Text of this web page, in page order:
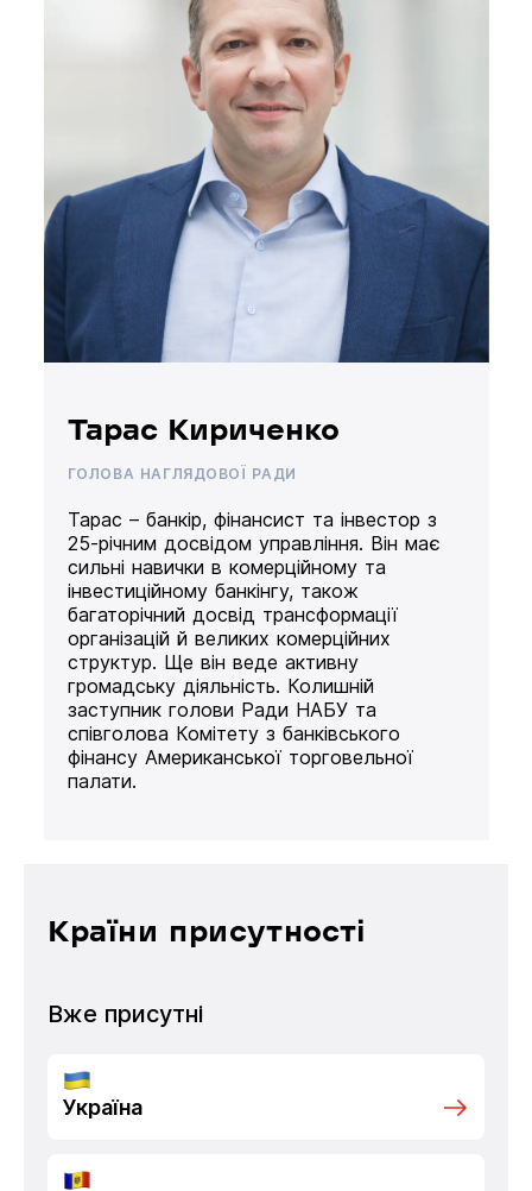
Тарас Кириченко
ГОЛОВА НАГЛЯДОВОЇ РАДИ
Тарас – банкір, фінансист та інвестор з
25-річним досвідом управління. Він має
сильні навички в комерційному та
інвестиційному банкінгу, також
багаторічний досвід трансформації
організацій й великих комерційних
структур. Ще він веде активну
громадську діяльність. Колишній
заступник голови Ради НАБУ та
співголова Комітету з банківського
фінансу Американської торговельної
палати.
Країни присутності
Вже присутні
Україна